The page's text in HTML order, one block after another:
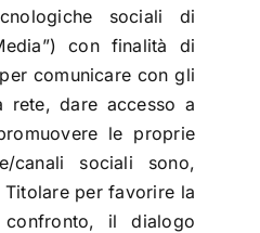
sociali di
con finalità di
comunicare con gli
rete, dare accesso a
le proprie
canali sociali sono,
per favorire la
confronto, il dialogo